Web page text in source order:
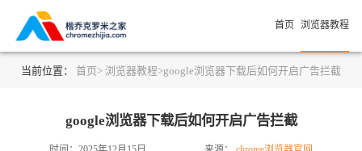
首页 浏览器教程
当前位置： 首页> 浏览器教程>google浏览器下载后如何开启广告拦截
google浏览器下载后如何开启广告拦截